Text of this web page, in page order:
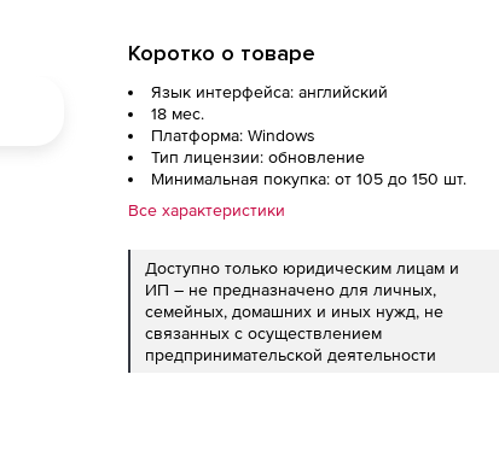
Коротко о товаре
Язык интерфейса: английский
18 мес.
Платформа: Windows
Тип лицензии: обновление
Минимальная покупка: от 105 до 150 шт.
Все характеристики
Доступно только юридическим лицам и
ИП – не предназначено для личных,
семейных, домашних и иных нужд, не
связанных с осуществлением
предпринимательской деятельности